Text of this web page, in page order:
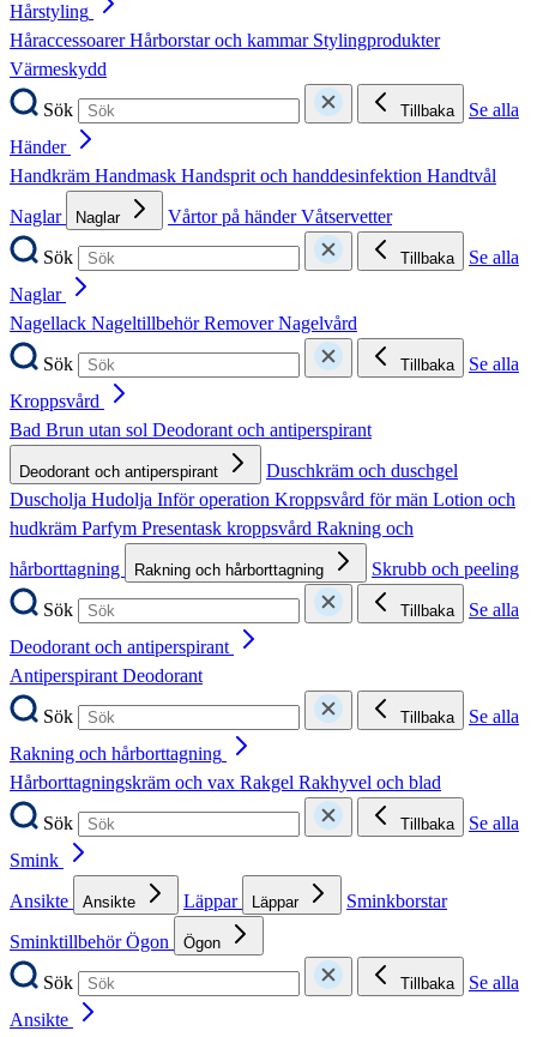
Hårstyling
HåraccessoarerHårborstar och kammar Stylingprodukter
Värmeskydd
Sök
Tillbaka
Se alla
Händer
Handkräm Handmask Handsprit och handdesinfektion Handtvål
Naglar
Naglar Vårtor på händerVåtservetter
Sök
Tillbaka
Se alla
Naglar
Nagellack NageltillbehörRemoverNagelvård
Sök
Tillbaka
Se alla
Kroppsvård
Bad Brun utan sol Deodorant och antiperspirant
Deodorant och antiperspirant
Duschkräm och duschgel
Duscholja Hudolja Inför operation Kroppsvård för män Lotion och
hudkräm Parfym Presentask kroppsvård Rakning och
hårborttagning
Rakning och hårborttagning
Skrubb och peeling
Sök
Tillbaka
Se alla
Deodorant och antiperspirant
AntiperspirantDeodorant
Sök
Tillbaka
Se alla
Rakning och hårborttagning
Hårborttagningskräm och vax Rakgel Rakhyvel och blad
Sök
Tillbaka
Se alla
Smink
Ansikte
Ansikte Läppar Läppar
Sminkborstar
SminktillbehörÖgon Ögon
Sök Tillbaka
Se alla
Ansikte